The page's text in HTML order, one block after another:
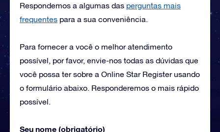
Respondemos a algumas das perguntas mais
frequentes para a sua conveniência.
Para fornecer a você o melhor atendimento
possível, por favor, envie-nos todas as dúvidas que
você possa ter sobre a Online Star Register usando
o formulário abaixo. Responderemos o mais rápido
possível.
Seu nome (obrigatório)